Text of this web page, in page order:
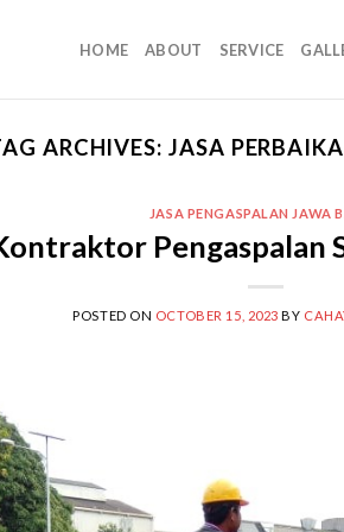
HOME ABOUT SERVICE
ARCHIVES:JASA
JASA PENGASPALAN JAWA
Pengaspalan
POSTED ON OCTOBER 15, 2023 BY